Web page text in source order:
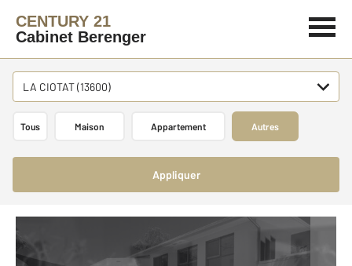
CENTURY 21
Cabinet Berenger
LA CIOTAT (13600)
Tous Maison Appartement Autres
Appliquer